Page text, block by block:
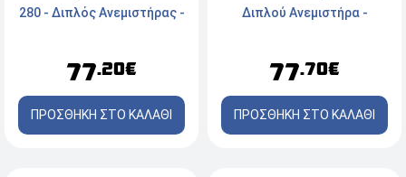
280 - Διπλός Ανεμιστήρας -
77.20€
ΠΡΟΣΘΗΚΗ ΣΤΟ ΚΑΛΑΘΙ
Διπλού Ανεμιστήρα -
77.70€
ΠΡΟΣΘΗΚΗ ΣΤΟ ΚΑΛΑΘΙ